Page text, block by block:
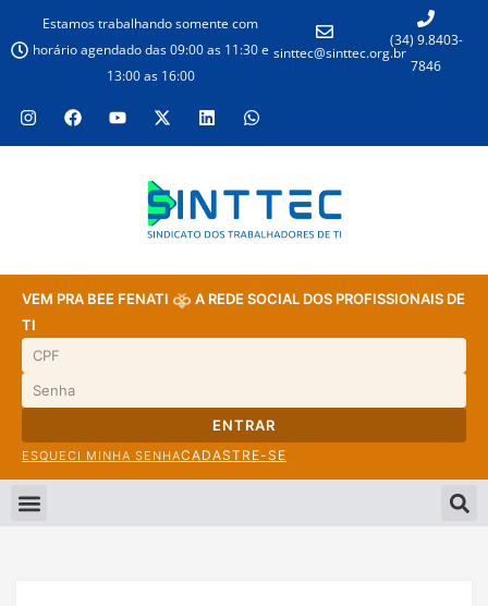
Estamos trabalhando somente com
horário agendado das 09:00 as 11:30 e
13:00 as 16:00
sinttec@sinttec.org.br
(34) 9.8403-
7846
VEM PRA BEE FENATI
A REDE SOCIAL DOS PROFISSIONAIS DE
TI
ENTRAR
ESQUECI MINHA SENHACADASTRE-SE